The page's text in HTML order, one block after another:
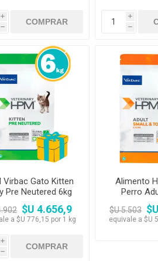
i
h
i
h
Virbac Gato Kitten
Pre Neutered 6kg
$U 4.656,9
a $U 776,15 por 1 kg
i
h
Alimento
Perro
Pequeña
$U 5.503
equivale a $U